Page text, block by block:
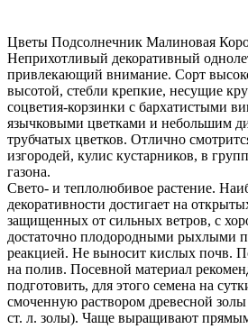
Цветы Подсолнечник Малиновая
Неприхотливый декоративный
привлекающий внимание. Сорт
высотой, стебли крепкие, несущие
соцветия-корзинки с бархатистыми
язычковыми цветками и небольшим
трубчатых цветков. Отлично
изгородей, кулис кустарников, в
газона.
Свето- и теплолюбивое растение.
декоративности достигает на
защищенных от сильных ветров, с
достаточно плодородными рыхлыми
реакцией. Не выносит кислых почв.
на полив. Посевной материал
подготовить, для этого семена на
смоченную раствором древесной
ст. л. золы). Чаще выращивают